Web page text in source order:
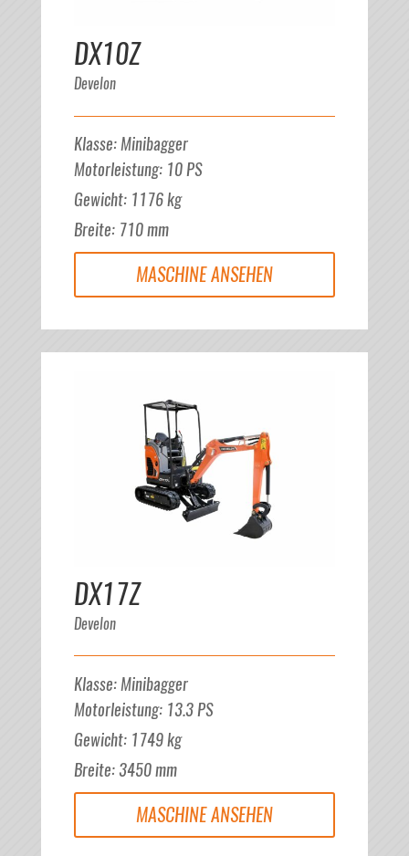
DX10Z
Develon
Klasse:Minibagger
Motorleistung: 10PS
Gewicht: 1176kg
Breite: 710mm
MASCHINE ANSEHEN
DX17Z
Develon
Klasse: Minibagger
Motorleistung: 13.3PS
Gewicht: 1749kg
Breite:3450mm
MASCHINE ANSEHEN